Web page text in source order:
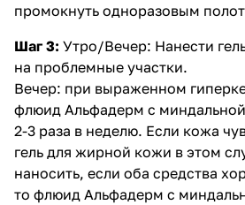
промокнуть одноразовым
Шаг 3: Утро/Вечер: Нанести
на проблемные участки.
Вечер: при выраженном
флюид Альфадерм с миндальной
2-3 раза в неделю. Если кожа
гель для жирной кожи в этом
наносить, если оба средства
то флюид Альфадерм с